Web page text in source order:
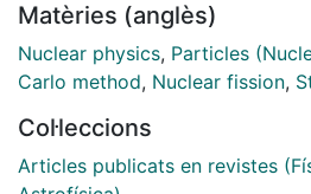
particles in fission reactions of
60Ni+100Mo, 63Cu+100Mo at
20Ne+144,148,154Sm at 20
performed along dynamic
stage (from the most compact
Matèries (anglès)
Nuclear physics, Particles
Carlo method, Nuclear fission,
Col·leccions
Articles publicats en revistes